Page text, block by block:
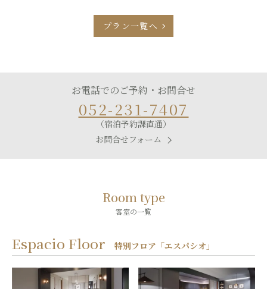
プラン一覧へ
お電話でのご予約・お問合せ
052-231-7407
（宿泊予約課直通）
お問合せフォーム
Room type
客室の一覧
Espacio Floor 特別フロア「エスパシオ」